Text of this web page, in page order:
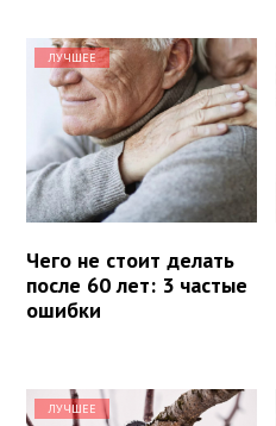
ЛУЧШЕЕ
Чего не стоит делать
после 60 лет: 3 частые
ошибки
ЛУЧШЕЕ